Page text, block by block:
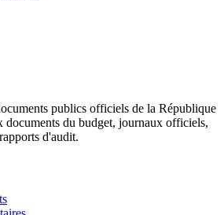
publics officiels de la République
documents du budget, journaux officiels,
d'audit.